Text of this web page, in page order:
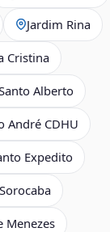
Jardim Rina
Cristina
Alberto
André CDHU
Expedito
Menezes